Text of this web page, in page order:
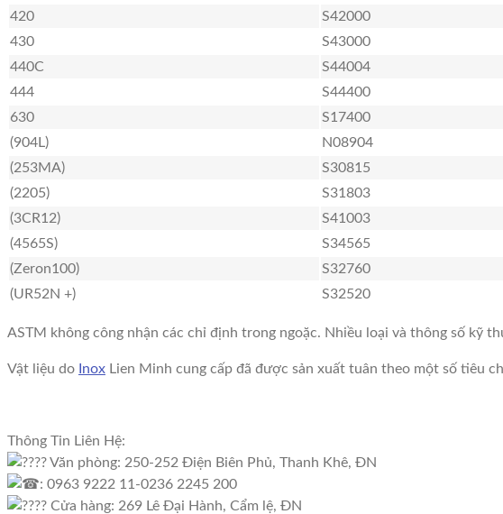
420
S42000
430
S43000
440C
S44004
444
S44400
630
S17400
(904L)
N08904
(253MA)
S30815
(2205)
S31803
(3CR12)
S41003
(4565S)
S34565
(Zeron100)
S32760
(UR52N +)
S32520
ASTM không công nhận các chỉ định trong ngoặc. Nhiều loại và thông số kỹ
Vật liệu do Inox Lien Minh cung cấp đã được sản xuất tuân theo một số tiêu
Thông Tin Liên Hệ:
Văn phòng: 250-252 Điện Biên Phủ, Thanh Khê, ĐN
: 0963 9222 11-0236 2245 200
Cửa hàng: 269 Lê Đại Hành, Cẩm lệ, ĐN